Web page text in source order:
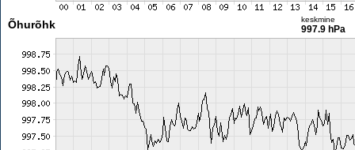
Õhurõhk keskmine
997.9 hPa